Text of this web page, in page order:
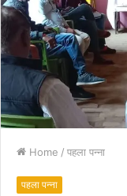
Home / पहला पन्ना
पहला पन्ना